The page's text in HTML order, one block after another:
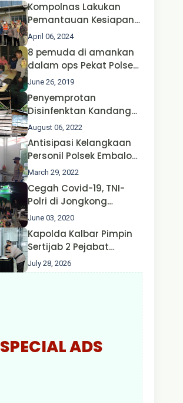
Kompolnas Lakukan
Pemantauan Kesiapan
Operasi Ketupat 2024 di
Polda Jatim Bersama
Kapolri dan Menteri
Perhubungan
April 06, 2024
8 pemuda di amankan
dalam ops Pekat Polsek
Jongkong
June 26, 2019
Penyemprotan
Disinfenktan Kandang
Ternak Kambing warga
Oleh Satgas Ops Aman
Nusa II Polda Kalbar*
August 06, 2022
Antisipasi Kelangkaan
Personil Polsek Embaloh
Hulu Gencar Lakukan
Pengecekan Oksigen
March 29, 2022
Cegah Covid-19, TNI-
Polri di Jongkong
Himbau Masyarakat
Jangan Kumpul Hinga
Larut Malam.
June 03, 2020
Kapolda Kalbar Pimpin
Sertijab 2 Pejabat
Utama dan 7 Kapolres,
AKBP Wisnu Perdana
July 28, 2026
SPECIAL ADS